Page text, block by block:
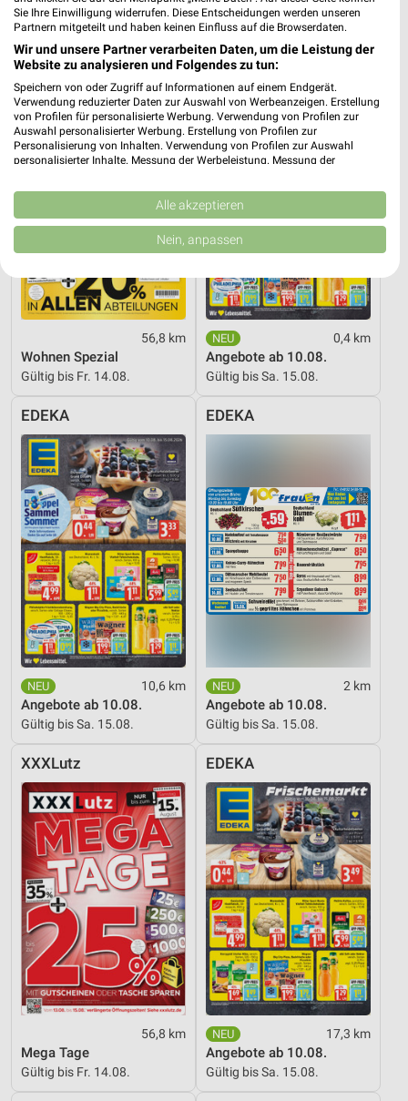
Angebote ab 10.08.
Gültig bis Sa. 15.08.
Dieter Knoll
Gültig bis Fr. 14.08.
XXXLutz
56,8 km
Wohnen Spezial
Gültig bis Fr. 14.08.
Marktkauf
0,4 km
Angebote ab 10.08.
Gültig bis Sa. 15.08.
EDEKA
10,6 km
Angebote ab 10.08.
Gültig bis Sa. 15.08.
EDEKA
2 km
Angebote ab 10.08.
Gültig bis Sa. 15.08.
XXXLutz
56,8 km
Mega Tage
Gültig bis Fr. 14.08.
EDEKA
17,3 km
Angebote ab 10.08.
Gültig bis Sa. 15.08.
Sie Ihre Einwilligung widerrufen. Diese Entscheidungen werden unseren
Partnern mitgeteilt und haben keinen Einfluss auf die Browserdaten.
Wir und unsere Partner verarbeiten Daten, um die Leistung der
Website zu analysieren und Folgendes zu tun:
Speichern von oder Zugriff auf Informationen auf einem Endgerät.
Verwendung reduzierter Daten zur Auswahl von Werbeanzeigen. Erstellung
von Profilen für personalisierte Werbung. Verwendung von Profilen zur
Auswahl personalisierter Werbung. Erstellung von Profilen zur
Personalisierung von Inhalten. Verwendung von Profilen zur Auswahl
personalisierter Inhalte. Messung der Werbeleistung. Messung der
Kombinationen von Daten aus verschiedenen Quellen. Entwicklung und
Verbesserung der Angebote. Verwendung reduzierter Daten zur Auswahl
von Inhalten.
Daten können außerhalb der Europäischen Union weitergegeben und in die
USA gesendet werden.
Website/App.
Partnerliste anzeigen (1 IAB-Anbieter)
Wir nutzen Ihre Daten für folgende Zwecke:
IAB-Verarbeitungszwecke:
Speichern von oder Zugriff auf Informationen
Verwendung reduzierter Daten zur Auswahl von
Werbeanzeigen
Erstellung von Profilen für personalisierte
Werbung
Verwendung von Profilen zur Auswahl
personalisierter Werbung
Erstellung von Profilen zur Personalisierung
von Inhalten
Verwendung von Profilen zur Auswahl
personalisierter Inhalte
Messung der Werbeleistung
Messung der Performance von Inhalten
Analyse von Zielgruppen durch Statistiken oder
Kombinationen von Daten aus verschiedenen
Quellen
Entwicklung und Verbesserung der Angebote
Verwendung reduzierter Daten zur Auswahl von
Inhalten
IAB-Besonderheiten:
Verwendung genauer Standortdaten
Geräte anhand von aktiv angeforderten
Informationen identifizieren
Nicht-IAB-Verarbeitungszwecke:
Notwendig
Alle akzeptieren
Nein, anpassen